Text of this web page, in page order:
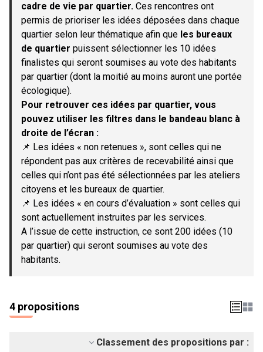
cadre de vie par quartier. Ces rencontres ont
permis de prioriser les idées déposées dans chaque
quartier selon leur thématique afin que les bureaux
de quartier puissent sélectionner les 10 idées
finalistes qui seront soumises au vote des habitants
par quartier (dont la moitié au moins auront une portée
écologique).
Pour retrouver ces idées par quartier, vous
pouvez utiliser les filtres dans le bandeau blanc à
droite de l’écran :
📌 Les idées « non retenues », sont celles qui ne
répondent pas aux critères de recevabilité ainsi que
celles qui n’ont pas été sélectionnées par les ateliers
citoyens et les bureaux de quartier.
📌 Les idées « en cours d’évaluation » sont celles qui
sont actuellement instruites par les services.
A l’issue de cette instruction, ce sont 200 idées (10
par quartier) qui seront soumises au vote des
habitants.
4 propositions
Classement des propositions par :